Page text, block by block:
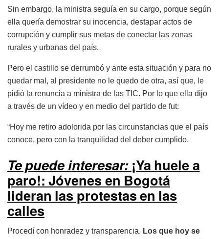
Sin embargo, la ministra seguía en su cargo, porque según
ella quería demostrar su inocencia, destapar actos de
corrupción y cumplir sus metas de conectar las zonas
rurales y urbanas del país.
Pero el castillo se derrumbó y ante esta situación y para no
quedar mal, al presidente no le quedo de otra, así que, le
pidió la renuncia a ministra de las TIC. Por lo que ella dijo
a través de un vídeo y en medio del partido de fut:
“Hoy me retiro adolorida por las circunstancias que el país
conoce, pero con la tranquilidad del deber cumplido.
Te puede interesar: ¡Ya huele a
paro!: Jóvenes en Bogotá
lideran las protestas en las
calles
Procedí con honradez y transparencia. Los que hoy se